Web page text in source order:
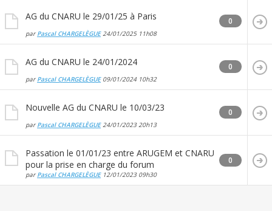
AG du CNARU le 29/01/25 à Paris
par Pascal CHARGELÈGUE24/01/2025 11h08
0
AG du CNARU le 24/01/2024
par Pascal CHARGELÈGUE09/01/2024 10h32
0
Nouvelle AG du CNARU le 10/03/23
par Pascal CHARGELÈGUE24/01/2023 20h13
0
Passation le 01/01/23 entre ARUGEM et CNARU
pour la prise en charge du forum
par Pascal CHARGELÈGUE12/01/2023 09h30
0